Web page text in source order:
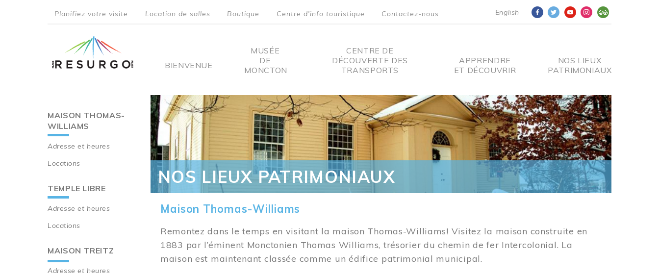
English
menu
Planifiez votre visite Location de salles Boutique Centre d'info touristique Contactez-nous
Main
BIENVENUE
MUSÉE
DE
MONCTON
CENTRE DE
DÉCOUVERTE DES
TRANSPORTS
APPRENDRE
ET DÉCOUVRIR
NOS LIEUX
PATRIMONIAUX
Main
navigation
MAISON THOMAS-
WILLIAMS
Adresse et heures
Locations
TEMPLE LIBRE
Adresse et heures
Locations
MAISON TREITZ
Adresse et heures
NOS LIEUX PATRIMONIAUX
Maison Thomas-Williams
Remontez dans le temps en visitant la maison Thomas-Williams! Visitez la maison construite en
1883 par l’éminent Monctonien Thomas Williams, trésorier du chemin de fer Intercolonial. La
maison est maintenant classée comme un édifice patrimonial municipal.